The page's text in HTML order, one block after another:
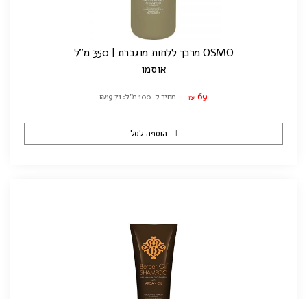
OSMO מרכך ללחות מוגברת | 350 מ"ל
אוסמו
₪ 69 מחיר ל-100 מ"ל: ₪19.71
הוספה לסל